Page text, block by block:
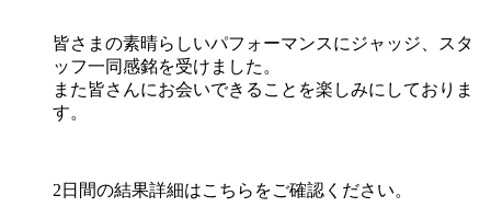
皆さまの素晴らしいパフォーマンスにジャッジ、スタ
ッフ一同感銘を受けました。
また皆さんにお会いできることを楽しみにしておりま
す。
2日間の結果詳細はこちらをご確認ください。